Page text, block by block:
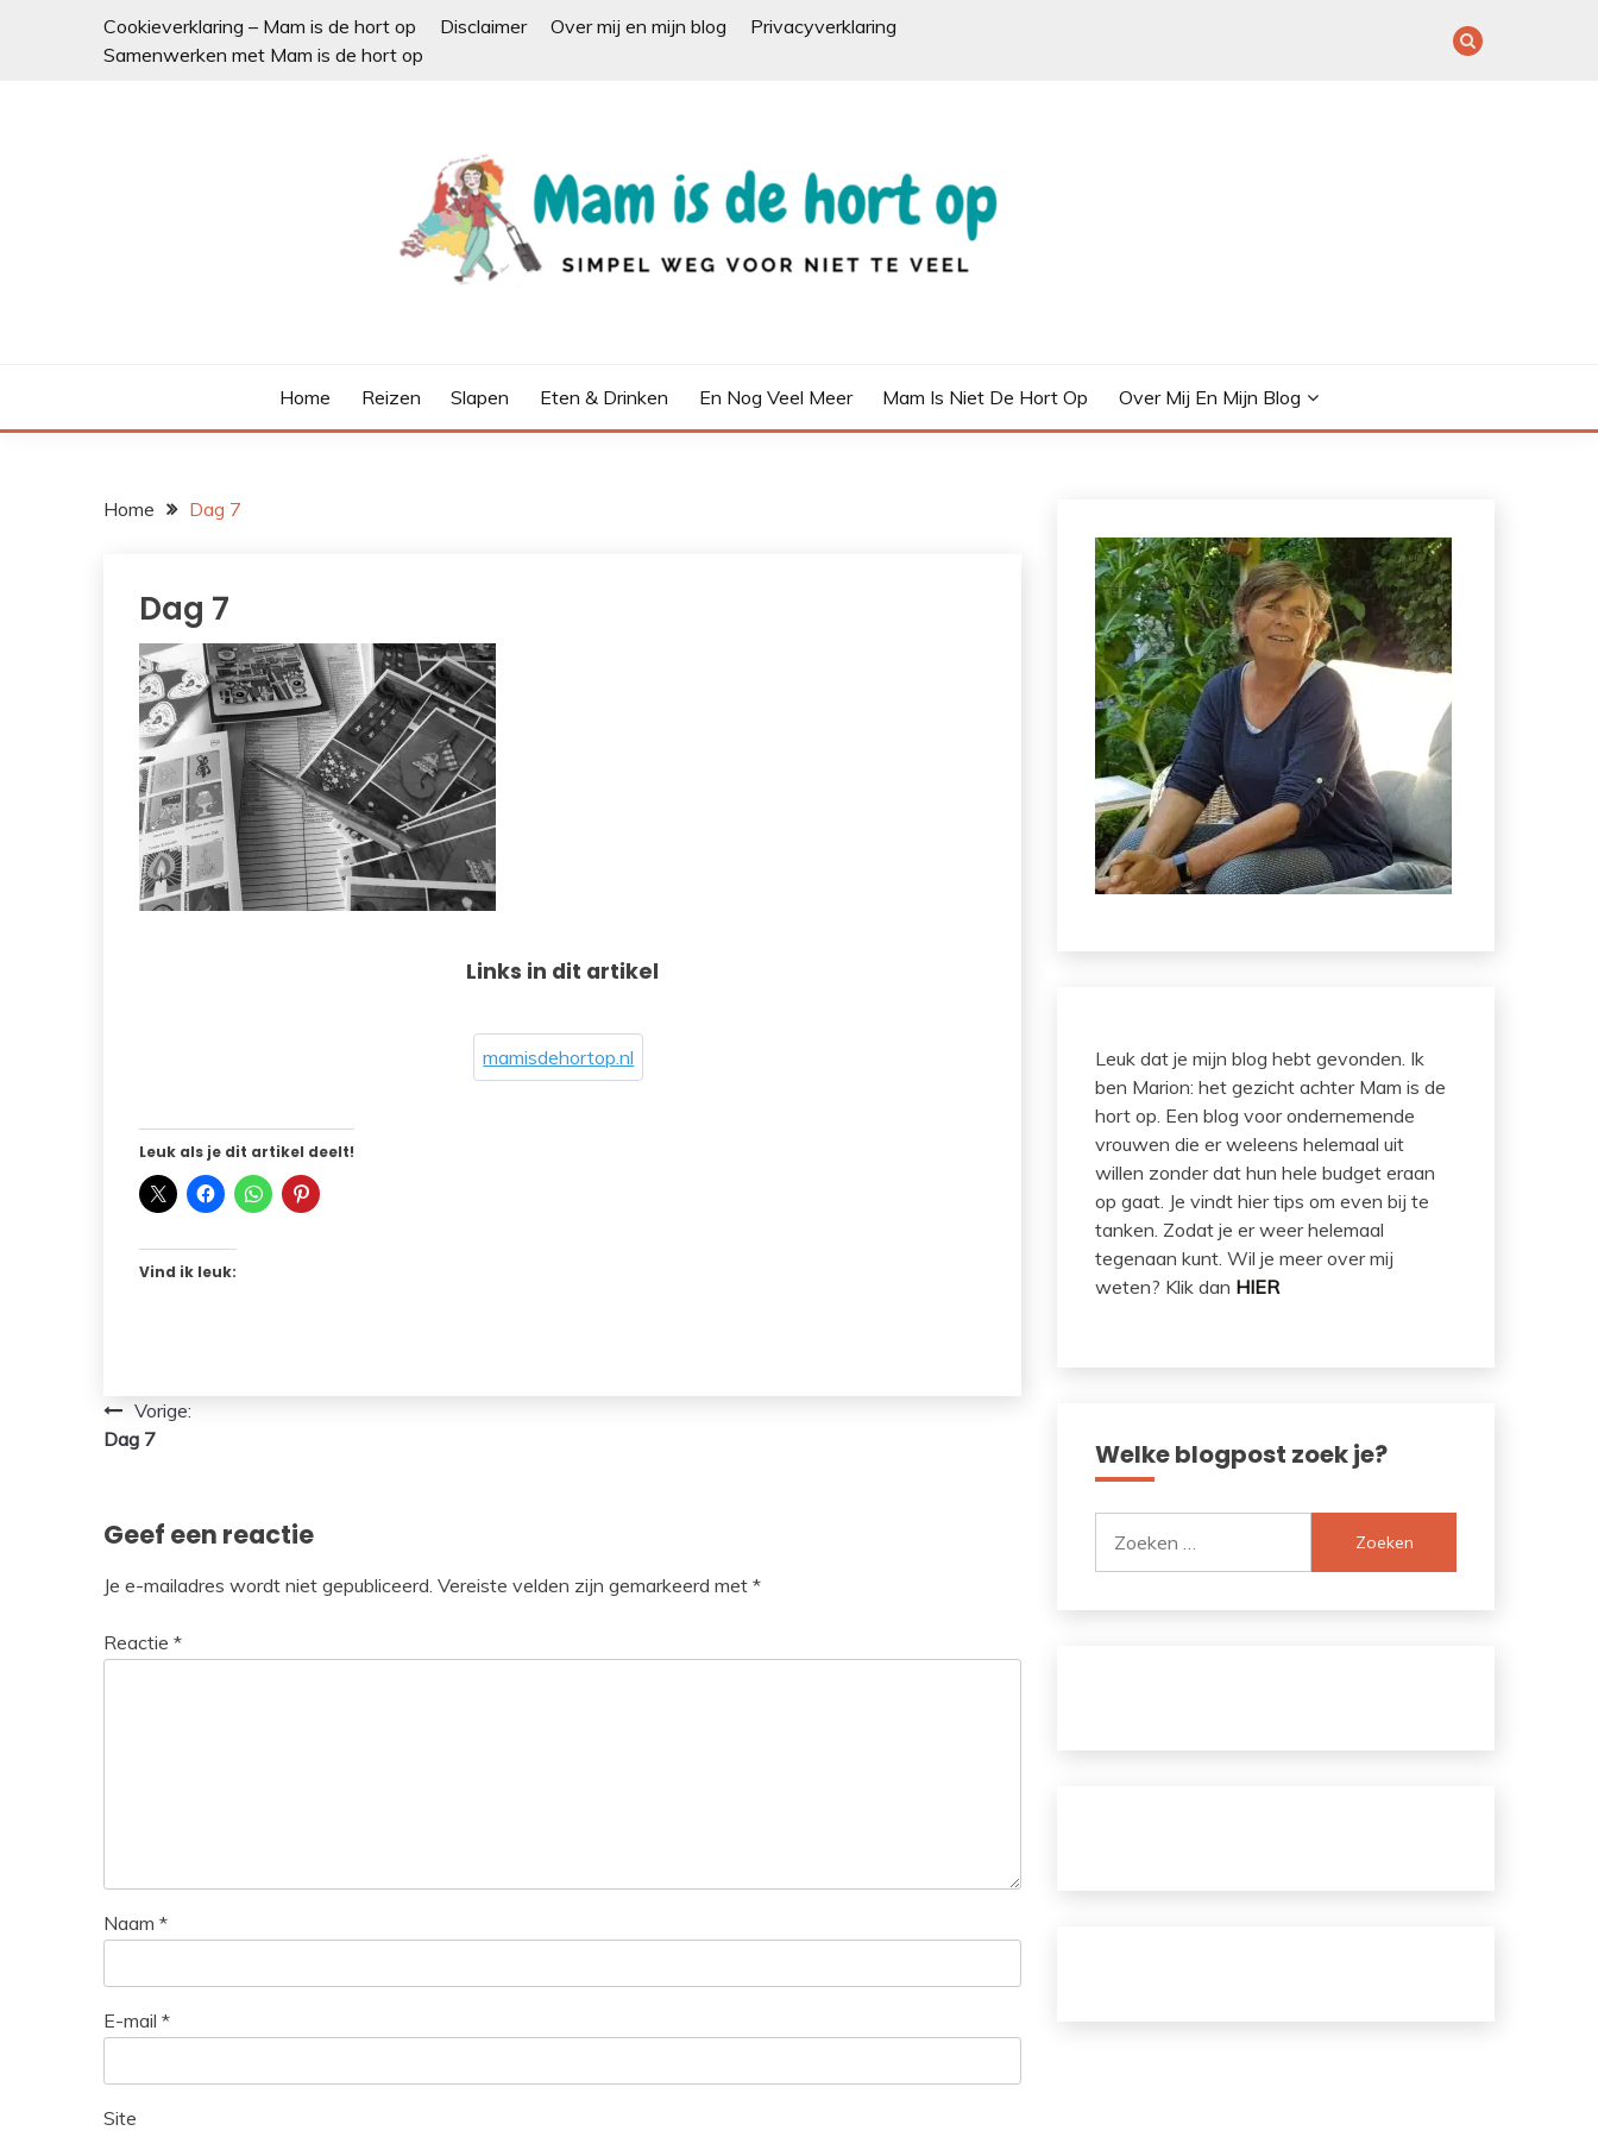
Cookieverklaring – Mam is de hort op Disclaimer Over mij en mijn blog
Privacyverklaring
Samenwerken met Mam is de hort op
Home Reizen Slapen Eten & Drinken En Nog Veel Meer Mam Is Niet De Hort Op Over Mij En Mijn Blog
Home Dag 7
Dag 7
Links in dit artikel
mamisdehortop.nl
Leuk als je dit artikel deelt!
Vind ik leuk:
Bericht
navigatie
Vorige:
Dag 7
Geef een reactie
Je e-mailadres wordt niet gepubliceerd. Vereiste velden zijn gemarkeerd met *
Reactie *
Naam *
E-mail *
Site
Leuk dat je mijn blog hebt gevonden. Ik
ben Marion: het gezicht achter Mam is de
hort op. Een blog voor ondernemende
vrouwen die er weleens helemaal uit
willen zonder dat hun hele budget eraan
op gaat. Je vindt hier tips om even bij te
tanken. Zodat je er weer helemaal
tegenaan kunt. Wil je meer over mij
weten? Klik dan HIER
Welke blogpost zoek je?
naar: